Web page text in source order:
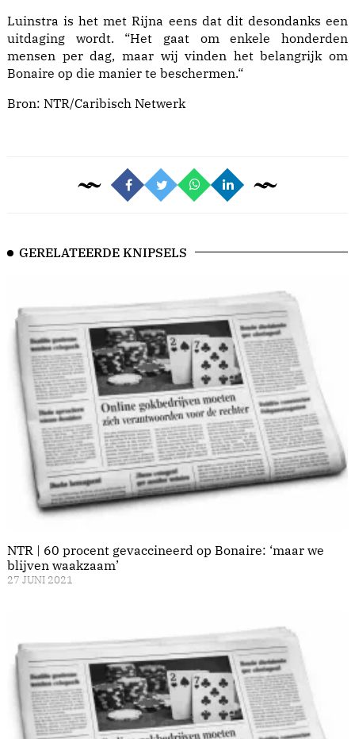
Luinstra is het met Rijna eens dat dit desondanks een
uitdaging wordt. “Het gaat om enkele honderden
mensen per dag, maar wij vinden het belangrijk om
Bonaire op die manier te beschermen.“
Bron: NTR/Caribisch Netwerk
GERELATEERDE KNIPSELS
NTR | 60 procent gevaccineerd op Bonaire: ‘maar we
blijven waakzaam’
27 JUNI 2021